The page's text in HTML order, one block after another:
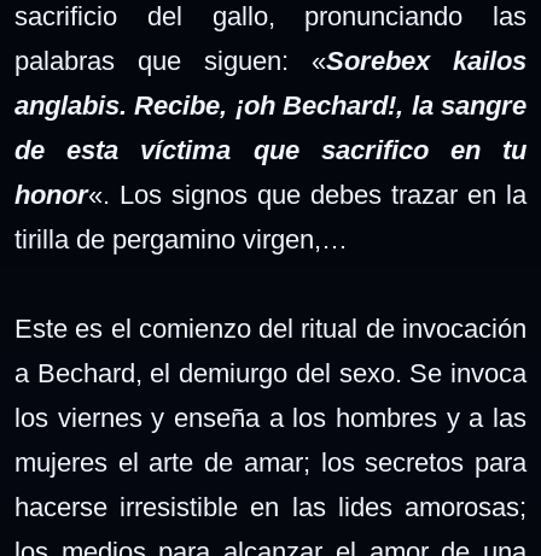
sacrificio del gallo, pronunciando las
palabras que siguen: «Sorebex kailos
anglabis. Recibe, ¡oh Bechard!, la sangre
de esta víctima que sacrifico en tu
honor«. Los signos que debes trazar en la
tirilla de pergamino virgen,…
Este es el comienzo del ritual de invocación
a Bechard, el demiurgo del sexo. Se invoca
los viernes y enseña a los hombres y a las
mujeres el arte de amar; los secretos para
hacerse irresistible en las lides amorosas;